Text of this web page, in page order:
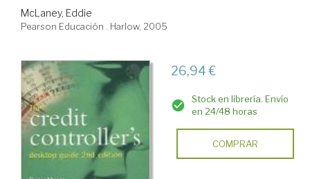
McLaney, Eddie
Pearson Educación . Harlow, 2005
26,94 €
Stock en librería. Envío
en 24/48 horas
COMPRAR